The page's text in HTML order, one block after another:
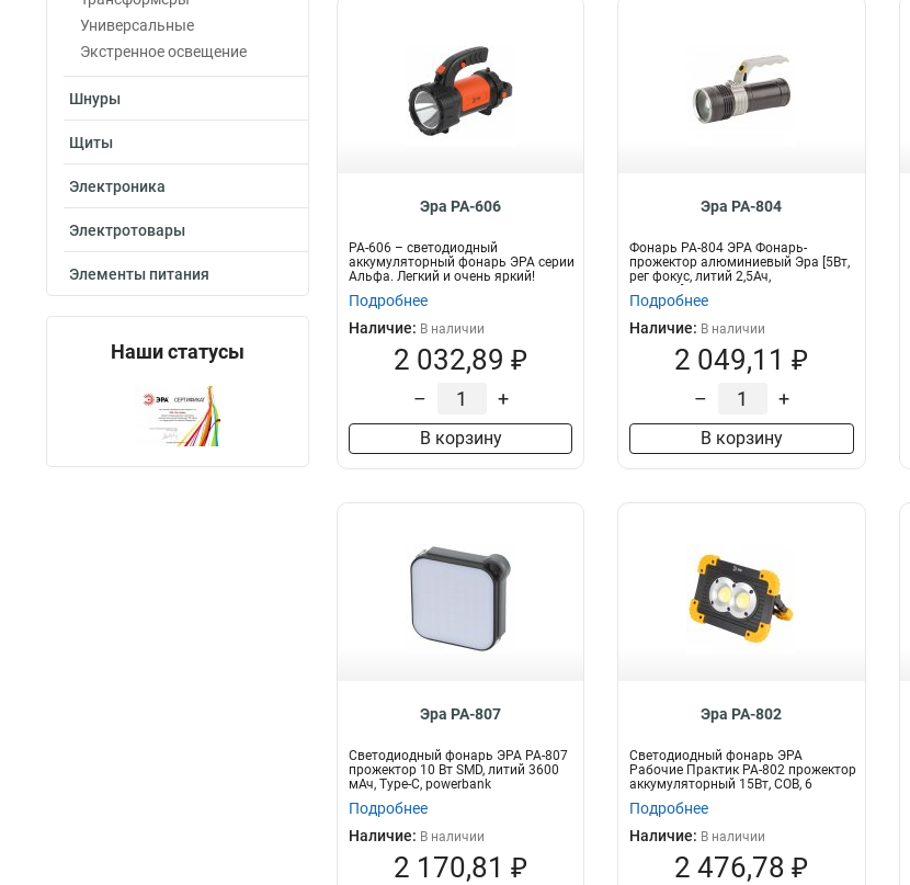
Универсальные
Экстренное освещение
Шнуры
Щиты
Электроника
Электротовары
Элементы питания
Наши статусы
Эра PA-606
PA-606 – светодиодный
аккумуляторный фонарь ЭРА серии
Альфа. Легкий и очень яркий!
Заряжа...
Подробнее
Наличие: В наличии
2 032,89 ₽
– +
В корзину
Эра PA-804
Фонарь PA-804 ЭРА Фонарь-
прожектор алюминиевый Эра [5Вт,
рег фокус, литий 2,5Ач,
коробка]компак...
Подробнее
Наличие: В наличии
2 049,11 ₽
– +
В корзину
Эра PA-807
Светодиодный фонарь ЭРА PA-807
прожектор 10 Вт SMD, литий 3600
мАч, Type-C, powerbank
Подробнее
Наличие: В наличии
2 170,81 ₽
Эра PA-802
Светодиодный фонарь ЭРА
Рабочие Практик PA-802 прожектор
аккумуляторный 15Вт, COB, 6
режимов
Подробнее
Наличие: В наличии
2 476,78 ₽